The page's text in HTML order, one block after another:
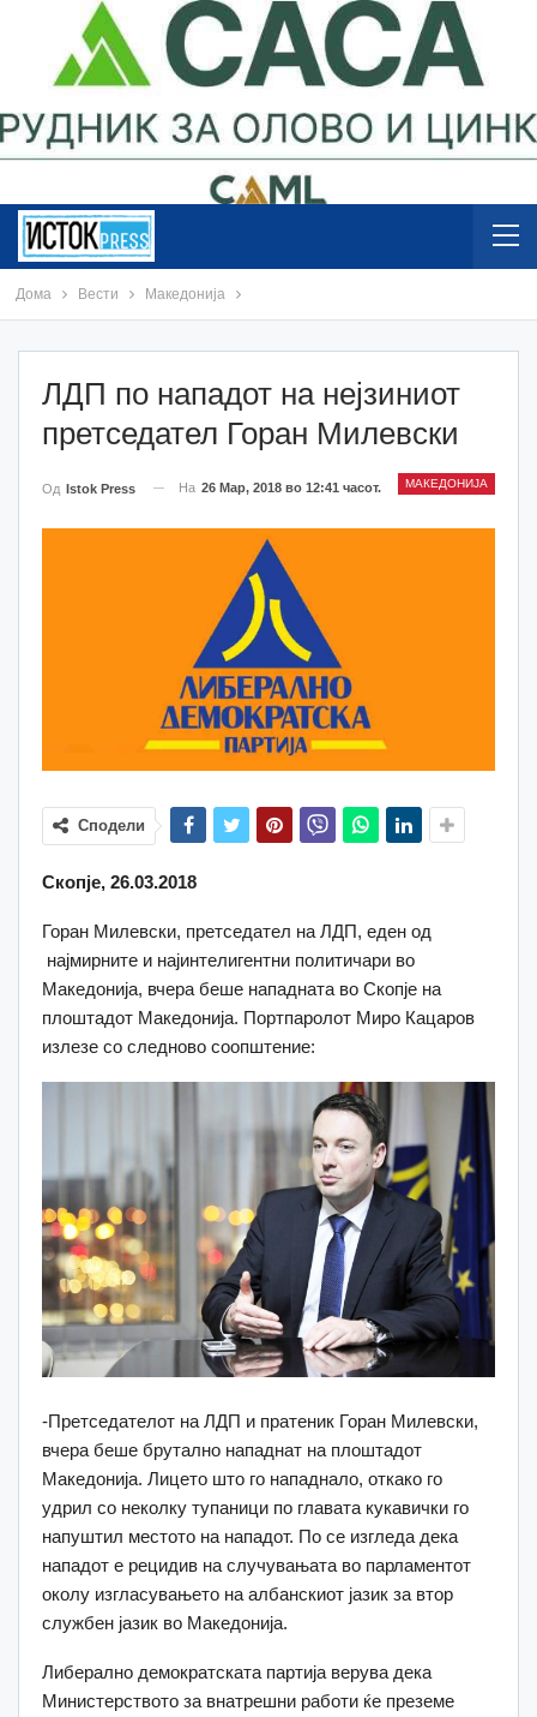
Дома Вести Македонија
ЛДП по нападот на нејзиниот
претседател Горан Милевски
МАКЕДОНИЈА
Од Istok Press На 26 Мар, 2018 во 12:41 часот.
Сподели
Скопје, 26.03.2018
Горан Милевски, претседател на ЛДП, еден од
најмирните и најинтелигентни политичари во
Македонија, вчера беше нападната во Скопје на
плоштадот Македонија. Портпаролот Миро Кацаров
излезе со следново соопштение:
-Претседателот на ЛДП и пратеник Горан Милевски,
вчера беше брутално нападнат на плоштадот
Македонија. Лицето што го нападнало, откако го
удрил со неколку тупаници по главата кукавички го
напуштил местото на нападот. По се изгледа дека
нападот е рецидив на случувањата во парламентот
околу изгласувањето на албанскиот јазик за втор
службен јазик во Македонија.
Либерално демократската партија верува дека
Министерството за внатрешни работи ќе преземе